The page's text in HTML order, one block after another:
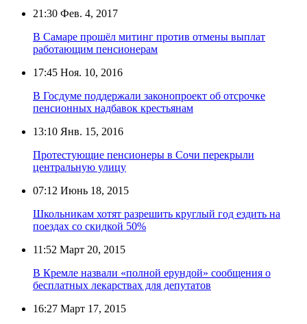
21:30 Фев. 4, 2017
В Самаре прошёл митинг против отмены выплат
работающим пенсионерам
17:45 Ноя. 10, 2016
В Госдуме поддержали законопроект об отсрочке
пенсионных надбавок крестьянам
13:10 Янв. 15, 2016
Протестующие пенсионеры в Сочи перекрыли
центральную улицу
07:12 Июнь 18, 2015
Школьникам хотят разрешить круглый год ездить на
поездах со скидкой 50%
11:52 Март 20, 2015
В Кремле назвали «полной ерундой» сообщения о
бесплатных лекарствах для депутатов
16:27 Март 17, 2015